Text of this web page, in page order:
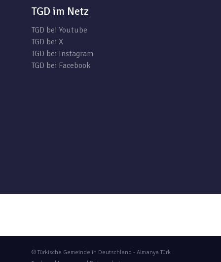
TGD im Netz
TGD bei Youtube
TGD bei X
TGD bei Instagram
TGD bei Facebook
© Türkische Gemeinde in Deutschland - Almanya Türk